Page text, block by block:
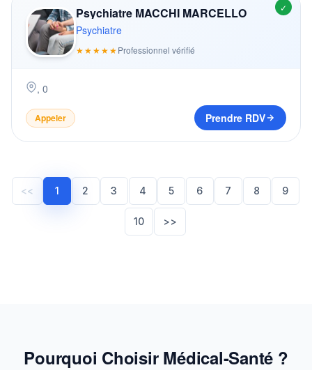
✓
Psychiatre MACCHI MARCELLO
Psychiatre
★★★★★Professionnel vérifié
, 0
Appeler Prendre RDV
<< 1 2 3 4 5 6 7 8 9
10 >>
Pourquoi Choisir Médical-Santé ?